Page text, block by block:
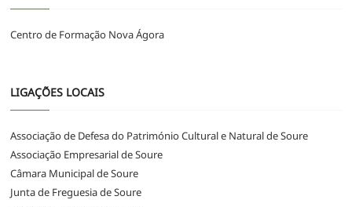
Centro de Formação Nova Ágora
LIGAÇÕES LOCAIS
Associação de Defesa do Património Cultural e Natural de Soure
Associação Empresarial de Soure
Câmara Municipal de Soure
Junta de Freguesia de Soure